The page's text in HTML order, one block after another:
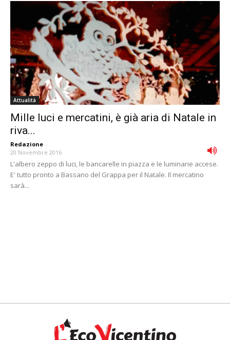
Attualità
Mille luci e mercatini, è già aria di Natale in
riva...
Redazione -
20 Novembre 2016
L'albero zeppo di luci, le bancarelle in piazza e le luminarie accese.
E' tutto pronto a Bassano del Grappa per il Natale. Il mercatino
sarà...